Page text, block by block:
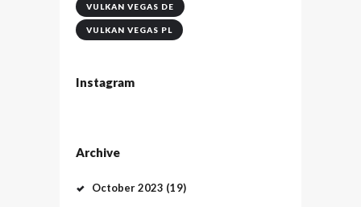
VULKAN VEGAS DE
VULKAN VEGAS PL
Instagram
Archive
October2023 (19)